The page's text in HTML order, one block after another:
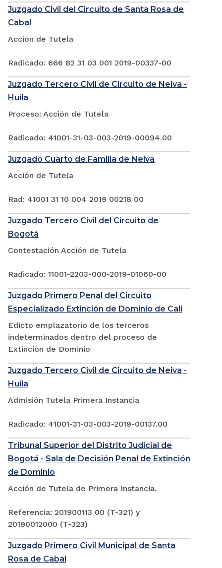
Juzgado Civil del Circuito de Santa Rosa de
Cabal
Acción de Tutela
Radicado: 666 82 31 03 001 2019-00337-00
Juzgado Tercero Civil de Circuito de Neiva -
Huila
Proceso: Acción de Tutela
Radicado: 41001-31-03-003-2019-00094.00
Juzgado Cuarto de Familia de Neiva
Acción de Tutela
Rad: 41001 31 10 004 2019 00218 00
Juzgado Tercero Civil del Circuito de
Bogotá
Contestación Acción de Tutela
Radicado: 11001-2203-000-2019-01060-00
Juzgado Primero Penal del Circuito
Especializado Extinción de Dominio de Cali
Edicto emplazatorio de los terceros
indeterminados dentro del proceso de
Extinción de Dominio
Juzgado Tercero Civil de Circuito de Neiva -
Huila
Admisión Tutela Primera Instancia
Radicado: 41001-31-03-003-2019-00137.00
Tribunal Superior del Distrito Judicial de
Bogotá - Sala de Decisión Penal de Extinción
de Dominio
Acción de Tutela de Primera Instancia.
Referencia: 201900113 00 (T-321) y
20190012000 (T-323)
Juzgado Primero Civil Municipal de Santa
Rosa de Cabal